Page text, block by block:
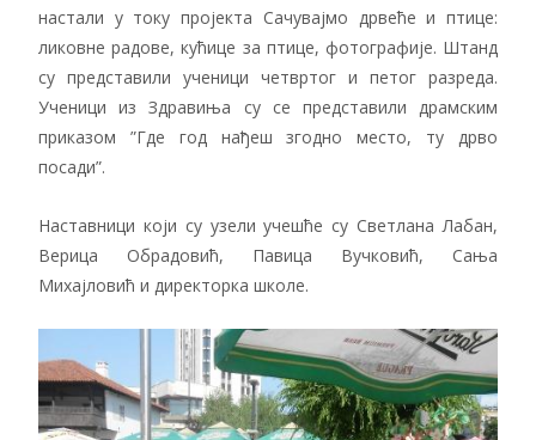
настали у току пројекта Сачувајмо дрвеће и птице:
ликовне радове, кућице за птице, фотографије. Штанд
су представили ученици четвртог и петог разреда.
Ученици из Здравиња су се представили драмским
приказом ”Где год нађеш згодно место, ту дрво
посади”.
Наставници који су узели учешће су Светлана Лабан,
Верица Обрадовић, Павица Вучковић, Сања
Михајловић и директорка школе.